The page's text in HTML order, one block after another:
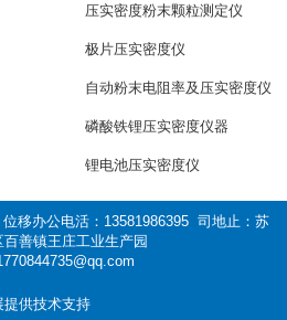
压实密度粉末颗粒测定仪
极片压实密度仪
自动粉末电阻率及压实密度仪
磷酸铁锂压实密度仪器
锂电池压实密度仪
移办公电活：13581986395 司地止：苏
善镇王庄工业生产园
提供技术支持